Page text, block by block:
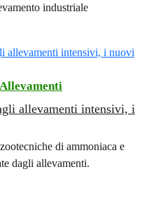
industriale
Allevamenti
allevamenti intensivi, i
di ammoniaca e
dagli allevamenti.